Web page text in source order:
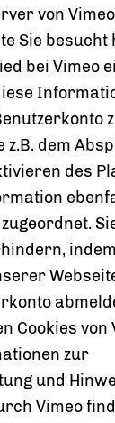
von
Sie besucht
bei Vimeo
z.B. dem
des
Cookies von
zur
und
Vimeo